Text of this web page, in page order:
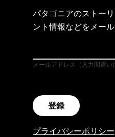
パタゴニアのストー
ント情報などをメー
メールアドレス（入力間違い
登録
プライバシーポリシー